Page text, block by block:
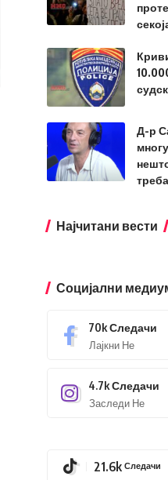
Д-р
Најчитани вести
Социјални
70kСледачи
Лајкни Не
4.7kСледачи
Заследи Не
21.6k Следачи